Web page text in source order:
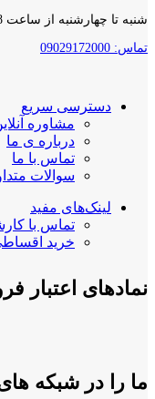
شنبه تا چهارشنبه از ساعت 8 تا 19 و پنج شنبه ها 8 تا 2 بعد از ظهر
تماس: 09029172000
دسترسی سریع
مشاوره
درباره ی ما
تماس با ما
سوالات
لینک‌های مفید
تماس با
خرید
نمادهای اعتبار
ما را در شبکه